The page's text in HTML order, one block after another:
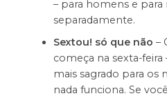
– para homens e para
separadamente.
Sextou! só que não –
começa na sexta-feira
mais sagrado para os
nada funciona. Se